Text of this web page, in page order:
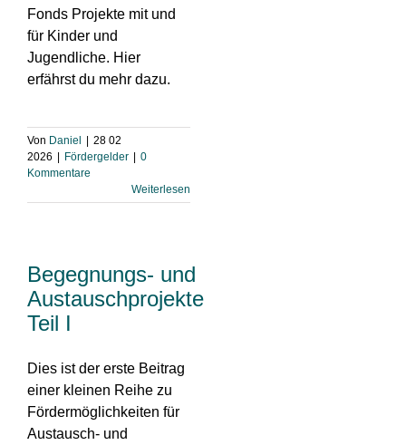
Fonds Projekte mit und
für Kinder und
Jugendliche. Hier
erfährst du mehr dazu.
Von Daniel
28 02
2026
Fördergelder
0
Kommentare
Weiterlesen
Begegnungs- und
Austauschprojekte
Teil I
Dies ist der erste Beitrag
einer kleinen Reihe zu
Fördermöglichkeiten für
Austausch- und